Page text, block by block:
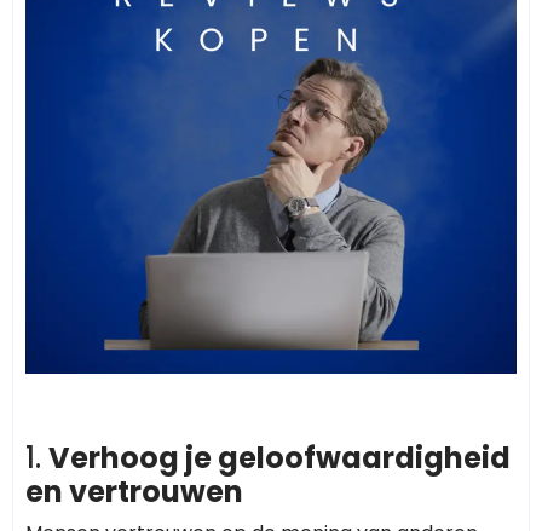
1. Verhoog je geloofwaardigheid
en vertrouwen